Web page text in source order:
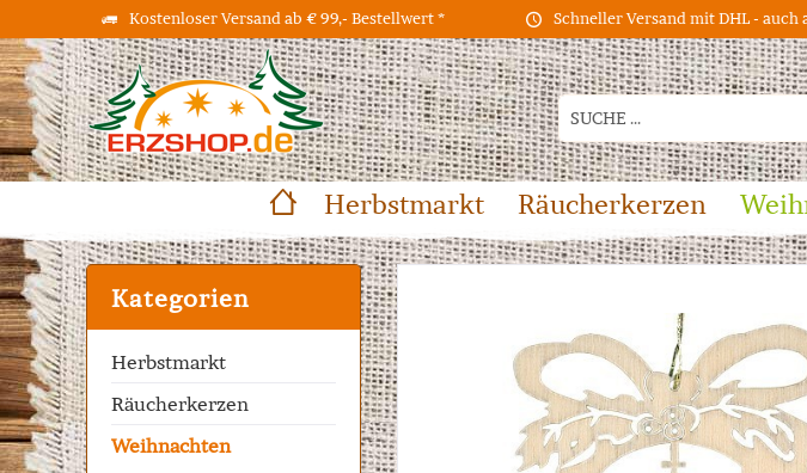
Kostenloser Versand ab € 99,- Bestellwert * Schneller Versand mit DHL - auch
Herbstmarkt Räucherkerzen
Kategorien
Herbstmarkt
Räucherkerzen
Weihnachten